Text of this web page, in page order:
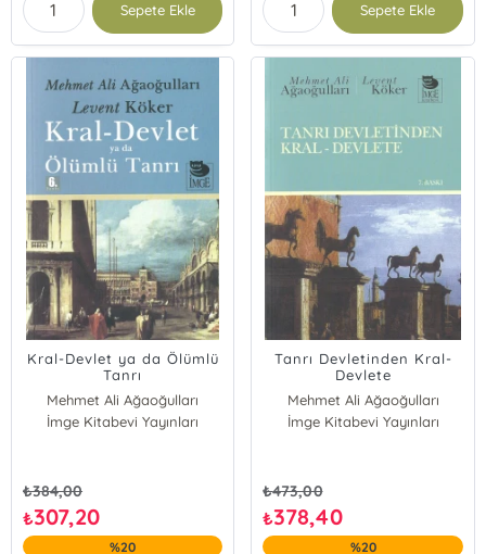
Sepete Ekle Sepete Ekle
Kral-Devlet ya da Ölümlü
Tanrı
Mehmet Ali Ağaoğulları
Levent Köker
İmge Kitabevi Yayınları
₺384,00
₺307,20
%20
Tanrı Devletinden Kral-
Devlete
Mehmet Ali Ağaoğulları
Levent Köker
İmge Kitabevi Yayınları
₺473,00
₺378,40
%20